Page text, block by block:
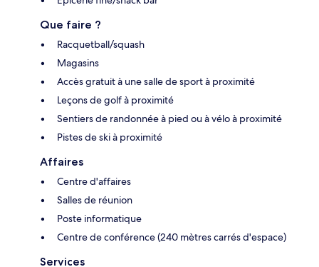
Que faire ?
Racquetball/squash
Magasins
Accès gratuit à une salle de sport à proximité
Leçons de golf à proximité
Sentiers de randonnée à pied ou à vélo à proximité
Pistes de ski à proximité
Affaires
Centre d'affaires
Salles de réunion
Poste informatique
Centre de conférence (240 mètres carrés d'espace)
Services